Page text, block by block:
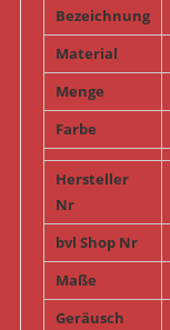
Bezeichnung
Material
Menge
Farbe
Hersteller
Nr
bvl Shop Nr
Maße
Geräusch